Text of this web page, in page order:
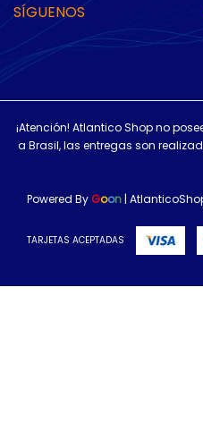
SÍGUENOS
¡Atención! Atlantico Shop no
a Brasil, las entregas son
Powered By Goon |
TARJETAS ACEPTADAS